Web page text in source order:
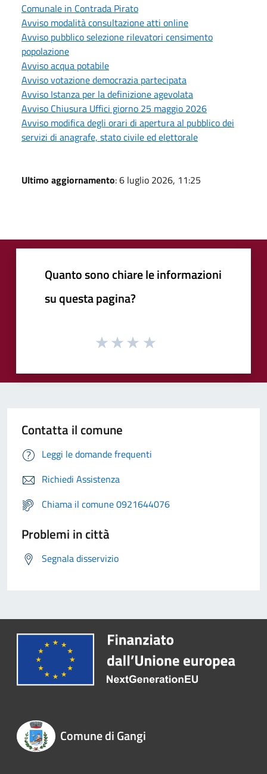
Comunale in Contrada Pirato
Avviso modalità consultazione atti online
Avviso pubblico selezione rilevatori censimento
popolazione
Avviso acqua potabile
Avviso votazione democrazia partecipata
Avviso Istanza per la definizione agevolata
Avviso Chiusura Uffici giorno 25 maggio 2026
Avviso modifica degli orari di apertura al pubblico dei
servizi di anagrafe, stato civile ed elettorale
Ultimo aggiornamento: 6 luglio 2026, 11:25
Quanto sono chiare le informazioni
su questa pagina?
Contatta il comune
Leggi le domande frequenti
Richiedi Assistenza
Chiama il comune 0921644076
Problemi in città
Segnala disservizio
Comune di Gangi